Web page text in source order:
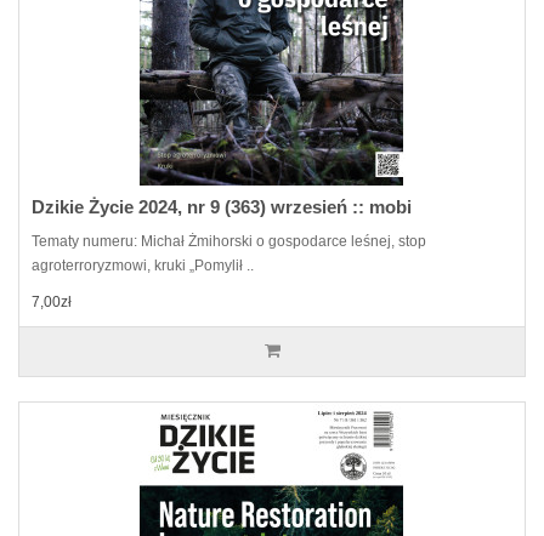
Dzikie Życie 2024, nr 9 (363) wrzesień :: mobi
Tematy numeru: Michał Żmihorski o gospodarce leśnej, stop
agroterroryzmowi, kruki „Pomylił ..
7,00zł